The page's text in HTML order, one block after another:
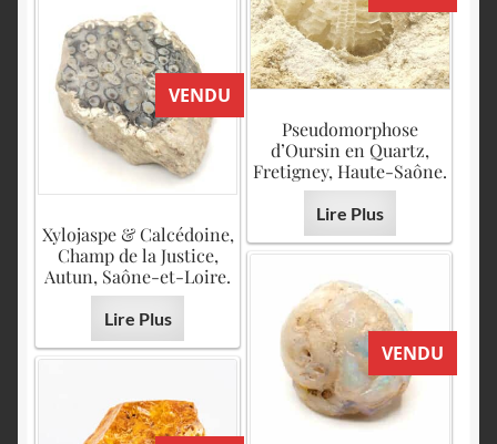
Pseudomorphose
d’Oursin en Quartz,
Fretigney, Haute-Saône.
Lire Plus
VENDU
Xylojaspe & Calcédoine,
Champ de la Justice,
Autun, Saône-et-Loire.
Lire Plus
VENDU